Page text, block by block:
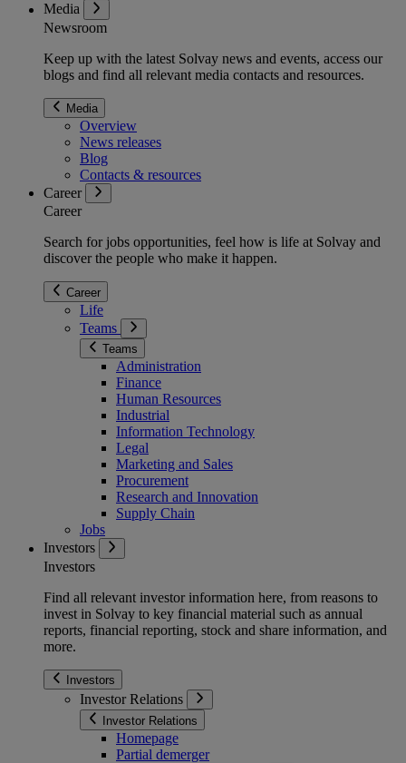
Media
Newsroom
Keep up with the latest Solvay news and events, access our
blogs and find all relevant media contacts and resources.
Media
Overview
News releases
Blog
Contacts & resources
Career
Career
Search for jobs opportunities, feel how is life at Solvay and
discover the people who make it happen.
Career
Life
Teams
Teams
Administration
Finance
Human Resources
Industrial
Information Technology
Legal
Marketing and Sales
Procurement
Research and Innovation
Supply Chain
Jobs
Investors
Investors
Find all relevant investor information here, from reasons to
invest in Solvay to key financial material such as annual
reports, financial reporting, stock and share information, and
more.
Investors
Investor Relations
Investor Relations
Homepage
Partial demerger